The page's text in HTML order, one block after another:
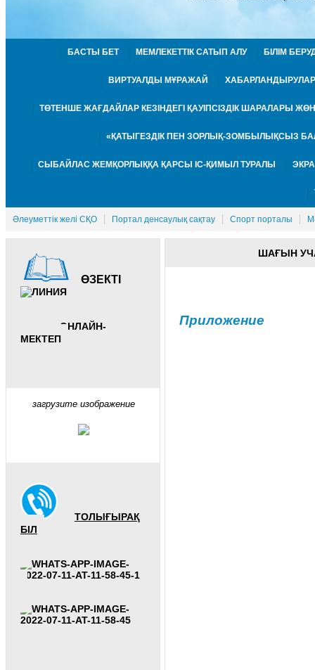
БАСТЫ БЕТ МЕМЛЕКЕТТІК САТЫП АЛУ БІЛІМ
ВИРТУАЛДЫ МҰРАЖАЙ ХАБАРЛАНДЫРУЛАР
ТӨТЕНШЕ ЖАҒДАЙЛАР КЕЗІНДЕГІ ҚАУІПСІЗДІК ШАРАЛАРЫ
«ҚАТЫГЕЗДІК ПЕН ЗОРЛЫҚ-ЗОМБЫЛЫҚСЫЗ
СЫБАЙЛАС ЖЕМҚОРЛЫҚҚА ҚАРСЫ ІС-ҚИМЫЛ ТУРАЛЫ
Әлеуметтік желі СҚО Портал денсаулық сақтау Спорт порталы
ӨЗЕКТІ
ОНЛАЙН-
МЕКТЕП
загрузите изображение
ТОЛЫҒЫРАҚ
БІЛ
ШАҒЫН
Приложение